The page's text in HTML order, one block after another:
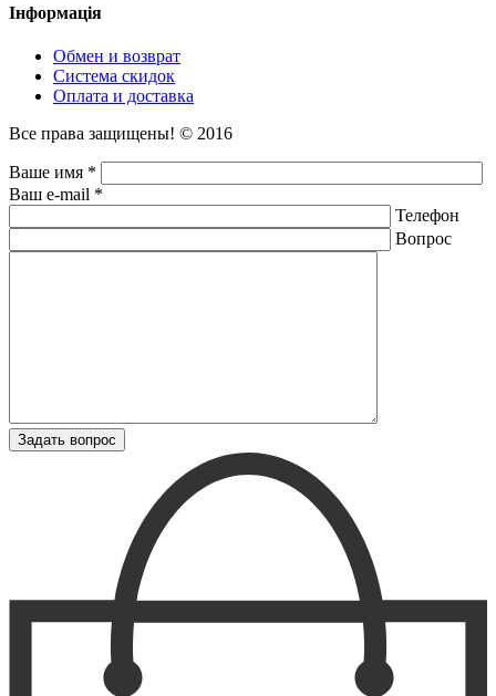
Інформація
Обмен и возврат
Система скидок
Оплата и доставка
Все права защищены! © 2016
Ваше имя *
Ваш e-mail *
Телефон
Вопрос